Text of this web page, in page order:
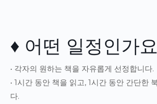
♦ 어떤 일정인가
• 각자의 원하는 책을 자유롭게 선정합니다.
• 1시간 동안 책을 읽고, 1시간 동안 간단한
다.